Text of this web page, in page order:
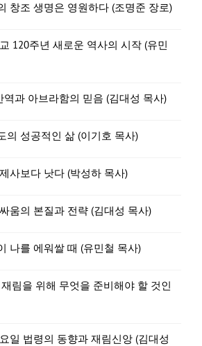
창조 생명은 영원하다 (조명준 장로)
120주년 새로운 역사의 시작 (유민
과 아브라함의 믿음 (김대성 목사)
의 성공적인 삶 (이기호 목사)
사보다 낫다 (박성하 목사)
움의 본질과 전략 (김대성 목사)
나를 에워쌀 때 (유민철 목사)
림을 위해 무엇을 준비해야 할 것인
일 법령의 동향과 재림신앙 (김대성